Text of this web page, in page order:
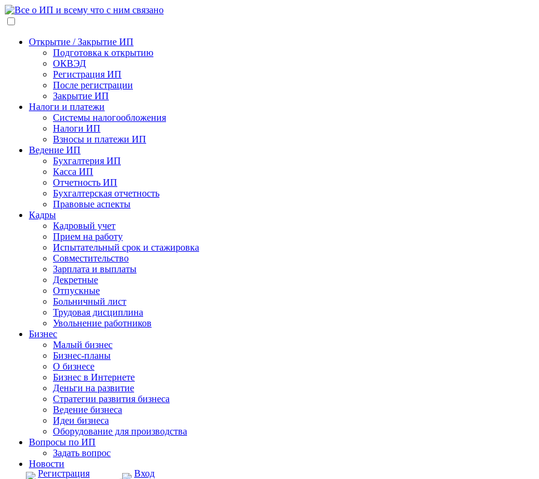
Открытие / Закрытие ИП
Подготовка к открытию
ОКВЭД
Регистрация ИП
После регистрации
Закрытие ИП
Налоги и платежи
Системы налогообложения
Налоги ИП
Взносы и платежи ИП
Ведение ИП
Бухгалтерия ИП
Касса ИП
Отчетность ИП
Бухгалтерская отчетность
Правовые аспекты
Кадры
Кадровый учет
Прием на работу
Испытательный срок и стажировка
Совместительство
Зарплата и выплаты
Декретные
Отпускные
Больничный лист
Трудовая дисциплина
Увольнение работников
Бизнес
Малый бизнес
Бизнес-планы
О бизнесе
Бизнес в Интернете
Деньги на развитие
Стратегии развития бизнеса
Ведение бизнеса
Идеи бизнеса
Оборудование для производства
Вопросы по ИП
Задать вопрос
Новости
Регистрация
Вход